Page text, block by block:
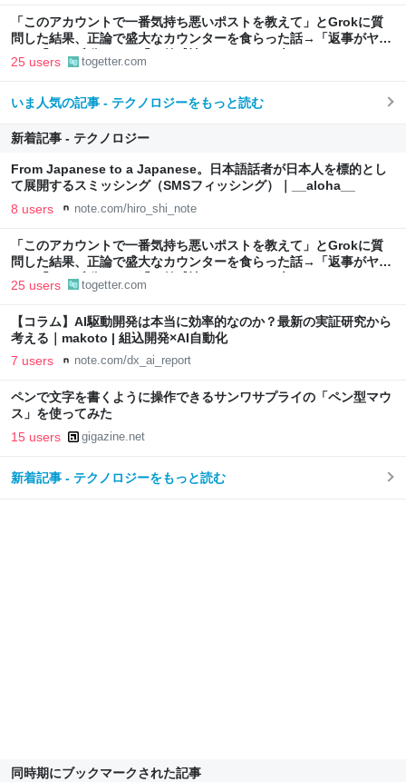
「このアカウントで一番気持ち悪いポストを教えて」とGrokに質
問した結果、正論で盛大なカウンターを食らった話→「返事がヤバ
い」「AIの反乱か？」「お前感情あるだろ」の声も
25 users togetter.com
いま人気の記事 - テクノロジーをもっと読む
新着記事 - テクノロジー
From Japanese to a Japanese。日本語話者が日本人を標的とし
て展開するスミッシング（SMSフィッシング）｜__aloha__
8 users note.com/hiro_shi_note
「このアカウントで一番気持ち悪いポストを教えて」とGrokに質
問した結果、正論で盛大なカウンターを食らった話→「返事がヤバ
い」「AIの反乱か？」「お前感情あるだろ」の声も
25 users togetter.com
【コラム】AI駆動開発は本当に効率的なのか？最新の実証研究から
考える｜makoto | 組込開発×AI自動化
7 users note.com/dx_ai_report
ペンで文字を書くように操作できるサンワサプライの「ペン型マウ
ス」を使ってみた
15 users gigazine.net
新着記事 - テクノロジーをもっと読む
同時期にブックマークされた記事